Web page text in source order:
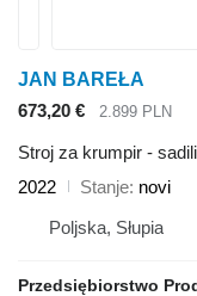
JAN BAREŁA
673,20 €
2.899 PLN
Stroj za krumpir -
2022
Stanje novi
Poljska, Słupia